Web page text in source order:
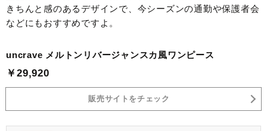
きちんと感のあるデザインで、今シーズンの通勤や保護者会
などにもおすすめですよ。
uncrave メルトンリバージャンスカ風ワンピース
￥29,920
販売サイトをチェック